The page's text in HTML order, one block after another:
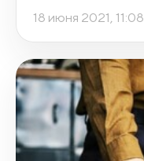
18 июня 2021, 11:08